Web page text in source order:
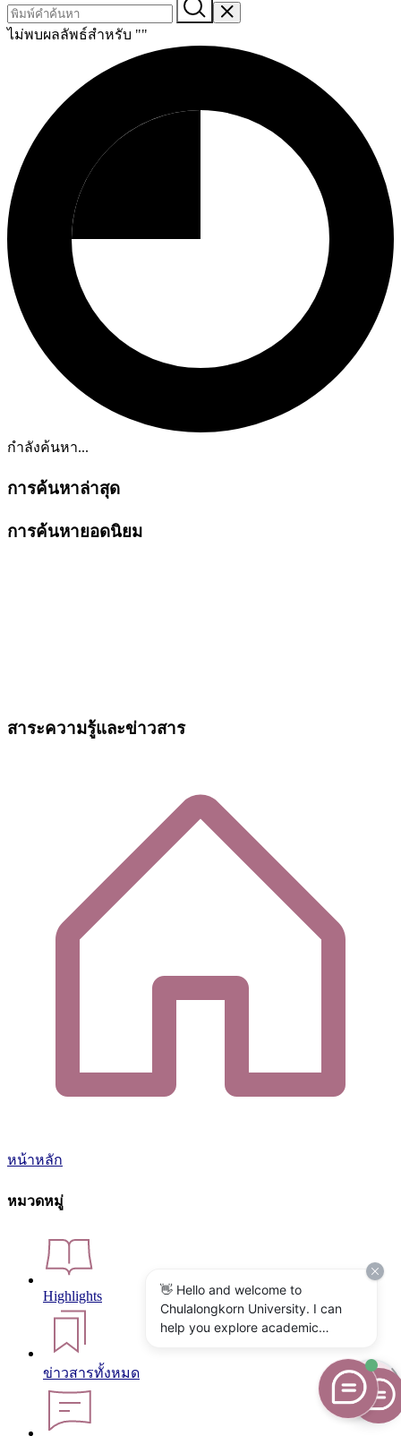
ไม่พบผลลัพธ์สำหรับ ""
กำลังค้นหา...
การค้นหาล่าสุด
การค้นหายอดนิยม
สาระความรู้และข่าวสาร
หน้าหลัก
หมวดหมู่
Highlights
ข่าวสารทั้งหมด
👋 Hello and welcome to
Chulalongkorn University. I can
help you explore academic